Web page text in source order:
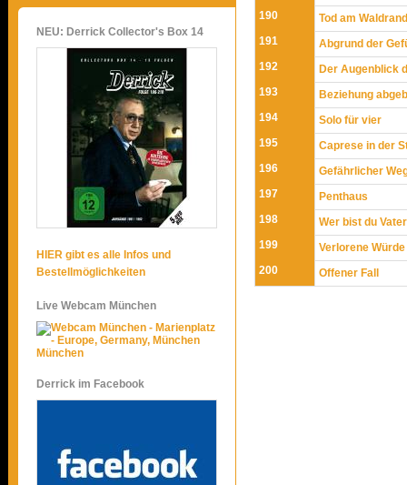
NEU: Derrick Collector's Box 14
HIER gibt es alle Infos und
Bestellmöglichkeiten
Live Webcam München
München
Derrick im Facebook
190
Tod am Waldrand
191
Abgrund der
192
Der Augenblick
193
Beziehung
194
Solo für vier
195
Caprese in der
196
Gefährlicher
197
Penthaus
198
Wer bist du
199
Verlorene Würde
200
Offener Fall